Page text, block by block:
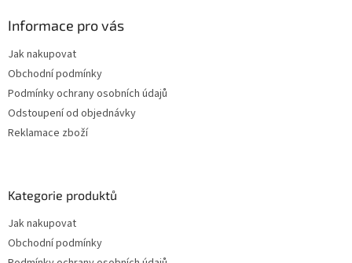
Informace pro vás
Jak nakupovat
Obchodní podmínky
Podmínky ochrany osobních údajů
Odstoupení od objednávky
Reklamace zboží
Kategorie produktů
Jak nakupovat
Obchodní podmínky